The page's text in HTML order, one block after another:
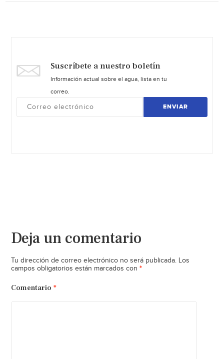
Suscríbete a nuestro boletín
Información actual sobre el agua, lista en tu
correo.
ENVIAR
Deja un comentario
Tu dirección de correo electrónico no será publicada. Los
campos obligatorios están marcados con *
Comentario *